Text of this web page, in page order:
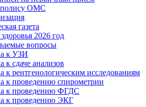
полису ОМС
газета
2026 год
вопросы
к УЗИ
к сдаче анализов
к рентгенологическим исследованиям
к проведению спирометрии
к проведению ФГДС
к проведению ЭКГ